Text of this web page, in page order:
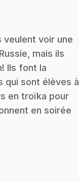
veulent voir une
mais ils
Ils font la
qui sont élèves à
en troïka pour
en soirée